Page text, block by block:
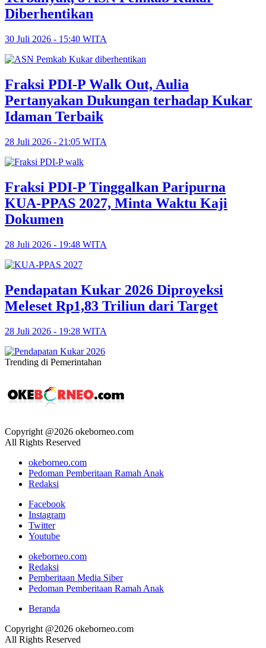
Diberhentikan
30 Juli 2026 - 15:40 WITA
Fraksi PDI-P Walk Out, Aulia
Pertanyakan Dukungan terhadap Kukar
Idaman Terbaik
28 Juli 2026 - 21:05 WITA
Fraksi PDI-P Tinggalkan Paripurna
KUA-PPAS 2027, Minta Waktu Kaji
Dokumen
28 Juli 2026 - 19:48 WITA
Pendapatan Kukar 2026 Diproyeksi
Meleset Rp1,83 Triliun dari Target
28 Juli 2026 - 19:28 WITA
Trending di Pemerintahan
Copyright @2026 okeborneo.com
All Rights Reserved
okeborneo.com
Pedoman Pemberitaan Ramah Anak
Redaksi
Facebook
Instagram
Twitter
Youtube
okeborneo.com
Redaksi
Pemberitaan Media Siber
Pedoman Pemberitaan Ramah Anak
Beranda
Copyright @2026 okeborneo.com
All Rights Reserved